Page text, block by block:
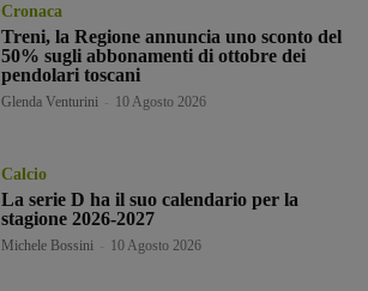
Cronaca
Treni, la Regione annuncia uno sconto del
50% sugli abbonamenti di ottobre dei
pendolari toscani
Glenda Venturini 10 Agosto 2026
Calcio
La serie D ha il suo calendario per la
stagione 2026-2027
Michele Bossini 10 Agosto 2026